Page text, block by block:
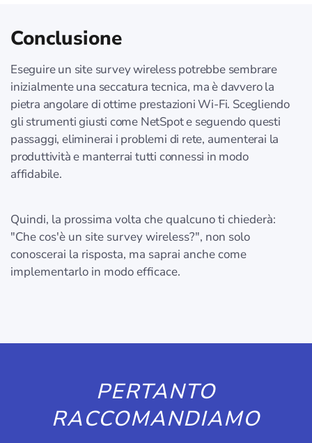
Conclusione
Eseguire un site survey wireless potrebbe sembrare
inizialmente una seccatura tecnica, ma è davvero la
pietra angolare di ottime prestazioni Wi-Fi. Scegliendo
gli strumenti giusti come NetSpot e seguendo questi
passaggi, eliminerai i problemi di rete, aumenterai la
produttività e manterrai tutti connessi in modo
affidabile.
Quindi, la prossima volta che qualcuno ti chiederà:
"Che cos'è un site survey wireless?", non solo
conoscerai la risposta, ma saprai anche come
implementarlo in modo efficace.
PERTANTO
RACCOMANDIAMO